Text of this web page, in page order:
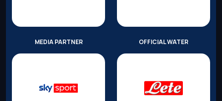
MEDIA PARTNER OFFICIAL WATER